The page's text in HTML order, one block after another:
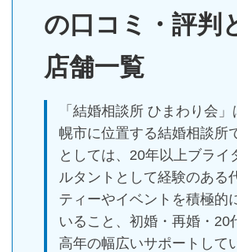
の口コミ・評判
店舗一覧
「結婚相談所 ひまわり会
幌市に位置する結婚相談所
としては、20年以上ブライ
ルタントとして経験のある
ティーやイベントを積極的
いること、初婚・再婚・20
高年の幅広いサポートして